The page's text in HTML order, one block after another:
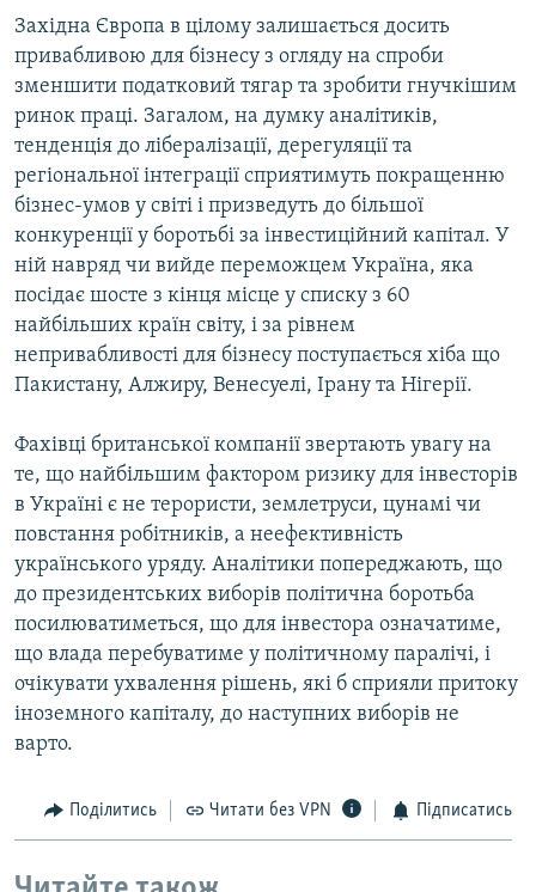
Західна Європа в цілому залишається досить
привабливою для бізнесу з огляду на спроби
зменшити податковий тягар та зробити гнучкішим
ринок праці. Загалом, на думку аналітиків,
тенденція до лібералізації, дерегуляції та
регіональної інтеграції сприятимуть покращенню
бізнес-умов у світі і призведуть до більшої
конкуренції у боротьбі за інвестиційний капітал. У
ній навряд чи вийде переможцем Україна, яка
посідає шосте з кінця місце у списку з 60
найбільших країн світу, і за рівнем
непривабливості для бізнесу поступається хіба що
Пакистану, Алжиру, Венесуелі, Ірану та Нігерії.
Фахівці британської компанії звертають увагу на
те, що найбільшим фактором ризику для інвесторів
в Україні є не терористи, землетруси, цунамі чи
повстання робітників, а неефективність
українського уряду. Аналітики попереджають, що
до президентських виборів політична боротьба
посилюватиметься, що для інвестора означатиме,
що влада перебуватиме у політичному паралічі, і
очікувати ухвалення рішень, які б сприяли притоку
іноземного капіталу, до наступних виборів не
варто.
Поділитись Читати без VPN Підписатись